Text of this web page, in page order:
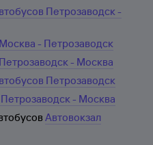
Петрозаводск -
- Петрозаводск
- Москва
Петрозаводск
- Москва
Автовокзал